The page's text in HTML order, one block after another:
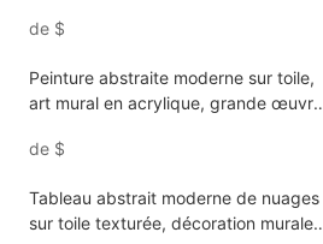
colorée, décoration de salon
de $
Peinture abstraite moderne sur toile,
art mural en acrylique, grande œuvre
décoration pour salon
de $
Tableau abstrait moderne de nuages ​​
sur toile texturée, décoration murale